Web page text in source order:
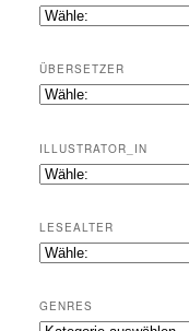
ÜBERSETZER
ILLUSTRATOR_IN
LESEALTER
GENRES